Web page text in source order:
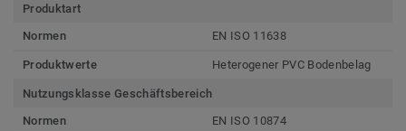
Produktart
Normen
EN ISO 11638
Produktwerte Heterogener PVC Bodenbelag
Nutzungsklasse Geschäftsbereich
Normen
EN ISO 10874